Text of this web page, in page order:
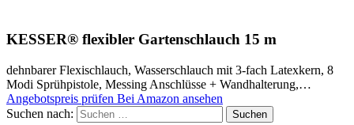
KESSER® flexibler Gartenschlauch 15 m
dehnbarer Flexischlauch, Wasserschlauch mit 3-fach Latexkern, 8
Modi Sprühpistole, Messing Anschlüsse + Wandhalterung,…
Angebotspreis prüfen Bei Amazon ansehen
Suchen nach: